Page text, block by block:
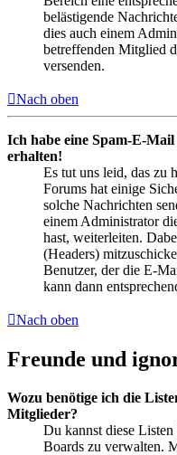
belästigende
dies auch einem
betreffenden Mitglied
versenden.
Nach oben
Ich habe eine Spam-E-
erhalten!
Es tut uns leid, das zu
Forums hat einige
solche Nachrichten
einem Administrator
hast, weiterleiten.
(Headers)
Benutzer, der die E-
kann dann
Nach oben
Freunde und
Wozu benötige ich die
Mitglieder?
Du kannst diese
Boards zu verwalten.